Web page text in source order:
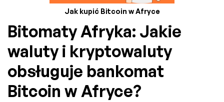
Jak kupić Bitcoin w Afryce
Bitomaty Afryka: Jakie
waluty i kryptowaluty
obsługuje bankomat
Bitcoin w Afryce?